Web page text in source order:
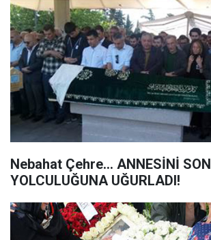
Nebahat Çehre... ANNESİNİ SON
YOLCULUĞUNA UĞURLADI!